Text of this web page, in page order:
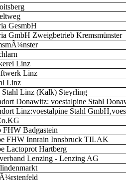
GesmbH
GmbH Zweigbetrieb Kremsmünster
Linz
Linz
Linz
Linz (Kalk) Steyrling
Donawitz: voestalpine Stahl
Linz:voestalpine Stahl
FHW Badgastein
FHW Innrain Innsbruck TILAK
Lactoprot Hartberg
Lenzing - Lenzing AG